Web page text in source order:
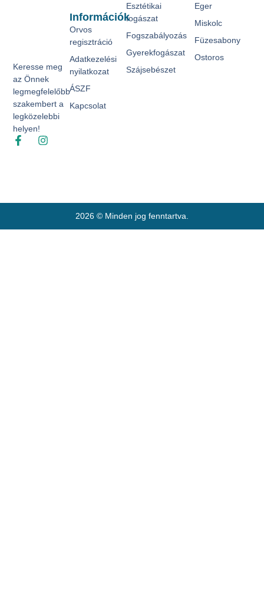
Keresse meg
az Önnek
legmegfelelőbb
szakembert a
legközelebbi
helyen!
Esztétikai
fogászat
Fogszabályozás
Gyerekfogászat
Szájsebészet
Információk
Orvos
regisztráció
Adatkezelési
nyilatkozat
ÁSZF
Kapcsolat
Eger
Miskolc
Füzesabony
Ostoros
2026 © Minden jog fenntartva.